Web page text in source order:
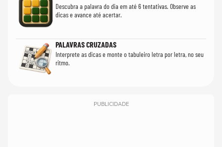
Descubra a palavra do dia em até 6 tentativas. Observe as
dicas e avance até acertar.
PALAVRAS CRUZADAS
Interprete as dicas e monte o tabuleiro letra por letra, no seu
ritmo.
PUBLICIDADE